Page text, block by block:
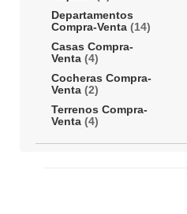
Departamentos
Compra-Venta (14)
Casas Compra-
Venta (4)
Cocheras Compra-
Venta (2)
Terrenos Compra-
Venta (4)